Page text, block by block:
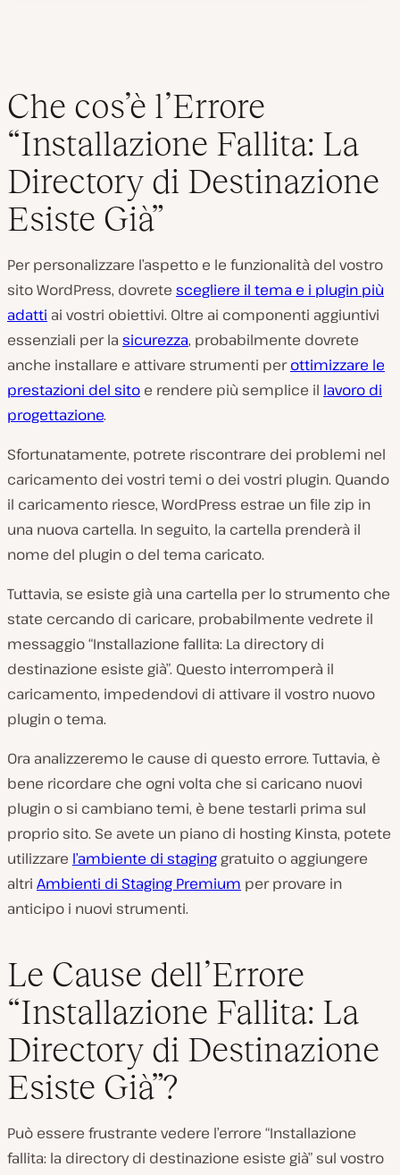
Che cos’è l’Errore
“Installazione Fallita: La
Directory di Destinazione
Esiste Già”
Per personalizzare l’aspetto e le funzionalità del vostro
sito WordPress, dovrete scegliere il tema e i plugin più
adatti ai vostri obiettivi. Oltre ai componenti aggiuntivi
essenziali per la sicurezza, probabilmente dovrete
anche installare e attivare strumenti perottimizzare le
prestazioni del sito e rendere più semplice il lavoro di
progettazione.
Sfortunatamente, potrete riscontrare dei problemi nel
caricamento dei vostri temi o dei vostri plugin. Quando
il caricamento riesce, WordPress estrae un file zip in
una nuova cartella. In seguito, la cartella prenderà il
nome del plugin o del tema caricato.
Tuttavia, se esiste già una cartella per lo strumento che
state cercando di caricare, probabilmente vedrete il
messaggio “Installazione fallita: La directory di
destinazione esiste già”. Questo interromperà il
caricamento, impedendovi di attivare il vostro nuovo
plugin o tema.
Ora analizzeremo le cause di questo errore. Tuttavia, è
bene ricordare che ogni volta che si caricano nuovi
plugin o si cambiano temi, è bene testarli prima sul
proprio sito. Se avete un piano di hosting Kinsta, potete
utilizzare l’ambiente di staging gratuito o aggiungere
altri Ambienti di Staging Premium per provare in
anticipo i nuovi strumenti.
Le Cause dell’Errore
“Installazione Fallita: La
Directory di Destinazione
Esiste Già”?
Può essere frustrante vedere l’errore “Installazione
fallita: la directory di destinazione esiste già” sul vostro